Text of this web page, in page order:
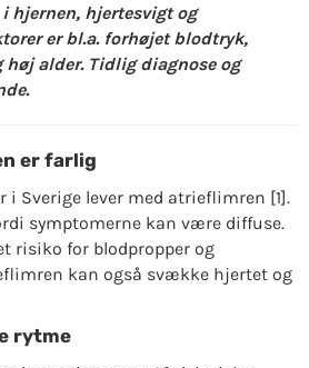
hjernen, hjertesvigt og
er bl.a. forhøjet blodtryk,
alder. Tidlig diagnose og
er farlig
i Sverige lever med atrieflimren [1].
symptomerne kan være diffuse.
risiko for blodpropper og
kan også svække hjertet og
rytme